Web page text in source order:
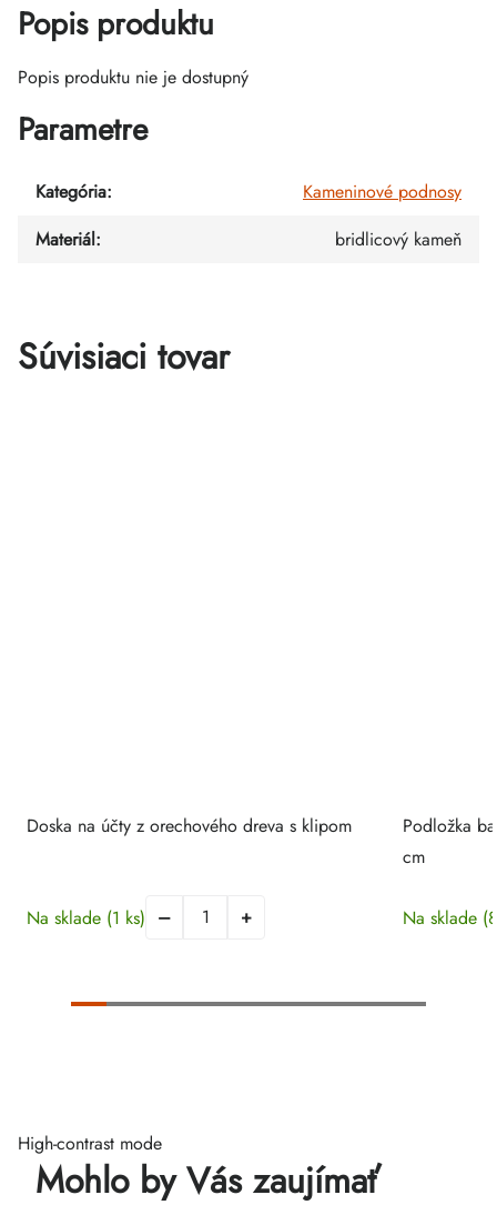
Popis produktu
Popis produktu nie je dostupný
Parametre
Kategória:
Kameninové podnosy
Materiál: bridlicový kameň
Súvisiaci tovar
Doska na účty z orechového dreva s klipom
Na sklade (1 ks)
Podložka
cm
Na sklade
High-contrast mode
Mohlo by Vás zaujímať